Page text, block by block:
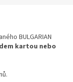
BULGARIAN
kartou nebo